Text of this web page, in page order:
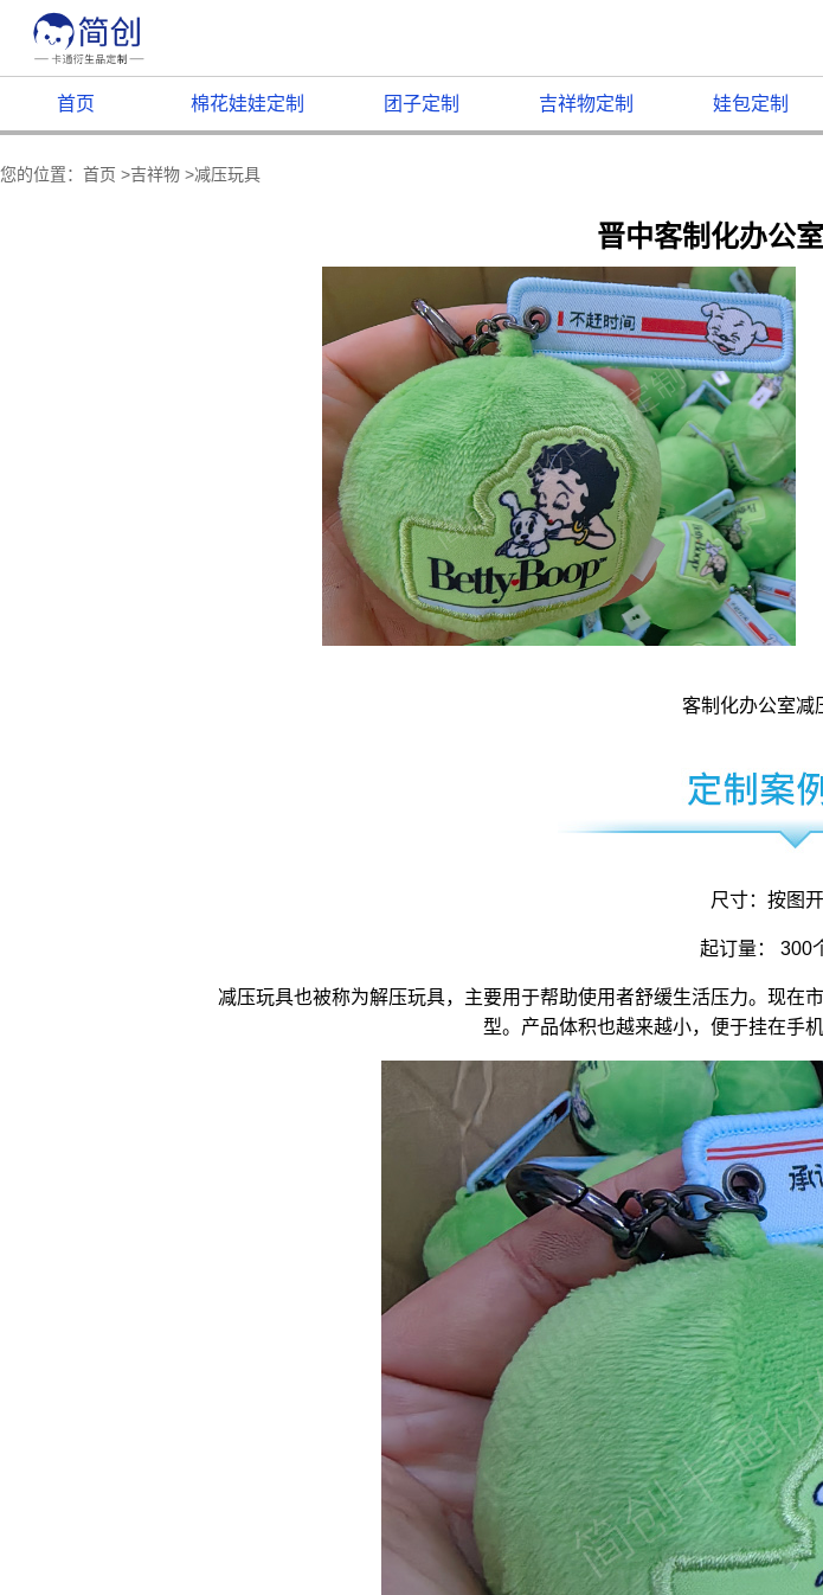
首页 棉花娃娃定制 团子定制 吉祥物定制 娃包定制
您的位置： 首页 >吉祥物 >减压玩具
晋中客制化办公
客制化办公室减
尺寸：按图
起订量： 300
减压玩具也被称为解压玩具，主要用于帮助使用者舒缓生活压力。现在
型。产品体积也越来越小，便于挂在手